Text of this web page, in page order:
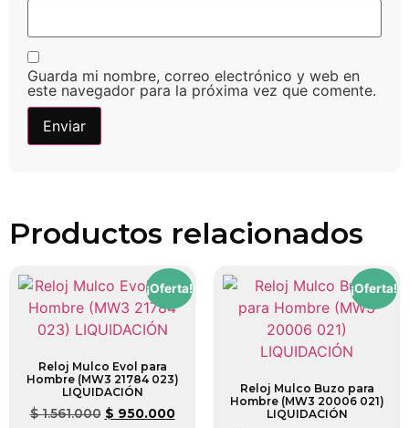
Guarda mi nombre, correo electrónico y web en
este navegador para la próxima vez que comente.
Productos relacionados
¡Oferta!
Reloj Mulco Evol para
Hombre (MW3 21784 023)
LIQUIDACIÓN
$1.561.000 $ 950.000
¡Oferta!
Reloj Mulco Buzo para
Hombre (MW3 20006 021)
LIQUIDACIÓN